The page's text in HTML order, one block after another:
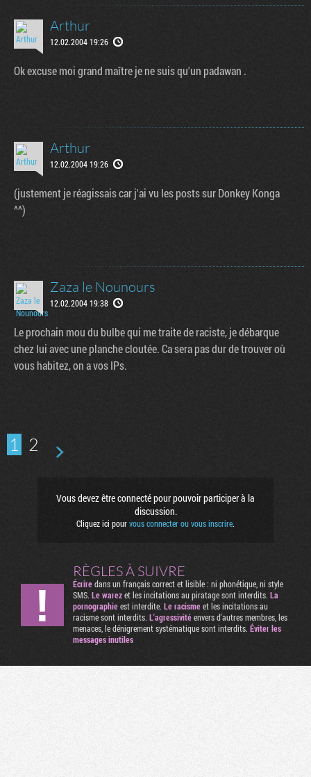
Arthur
12.02.2004 19:26
Ok excuse moi grand maître je ne suis qu'un padawan .
Arthur
12.02.2004 19:26
(justement je réagissais car j'ai vu les posts sur Donkey Konga
^^)
Zaza le Nounours
12.02.2004 19:38
Le prochain mou du bulbe qui me traite de raciste, je débarque
chez lui avec une planche cloutée. Ca sera pas dur de trouver où
vous habitez, on a vos IPs.
1 2
Vous devez être connecté pour pouvoir participer à la
discussion.
Cliquez ici pourvous connecter ou vous inscrire.
RÈGLES À SUIVRE
Écriredans un français correct et lisible : ni phonétique, ni style
SMS. Le warezet les incitations au piratage sont interdits. La
pornographieest interdite. Le racismeet les incitations au
racisme sont interdits. L'agressivitéenvers d'autres membres, les
menaces, le dénigrement systématique sont interdits. Éviter les
messages inutiles